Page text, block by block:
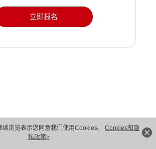
浏览表示您同意我们使用Cookies。 Cookies和隐
私政策>
立即报名
有限公司 1998-2026。 保留一切权利。粤A2-20044005号
隐私保护
法律声明